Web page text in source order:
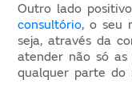
Outro lado
consultório, o seu
seja, através da
atender não só as
qualquer parte do